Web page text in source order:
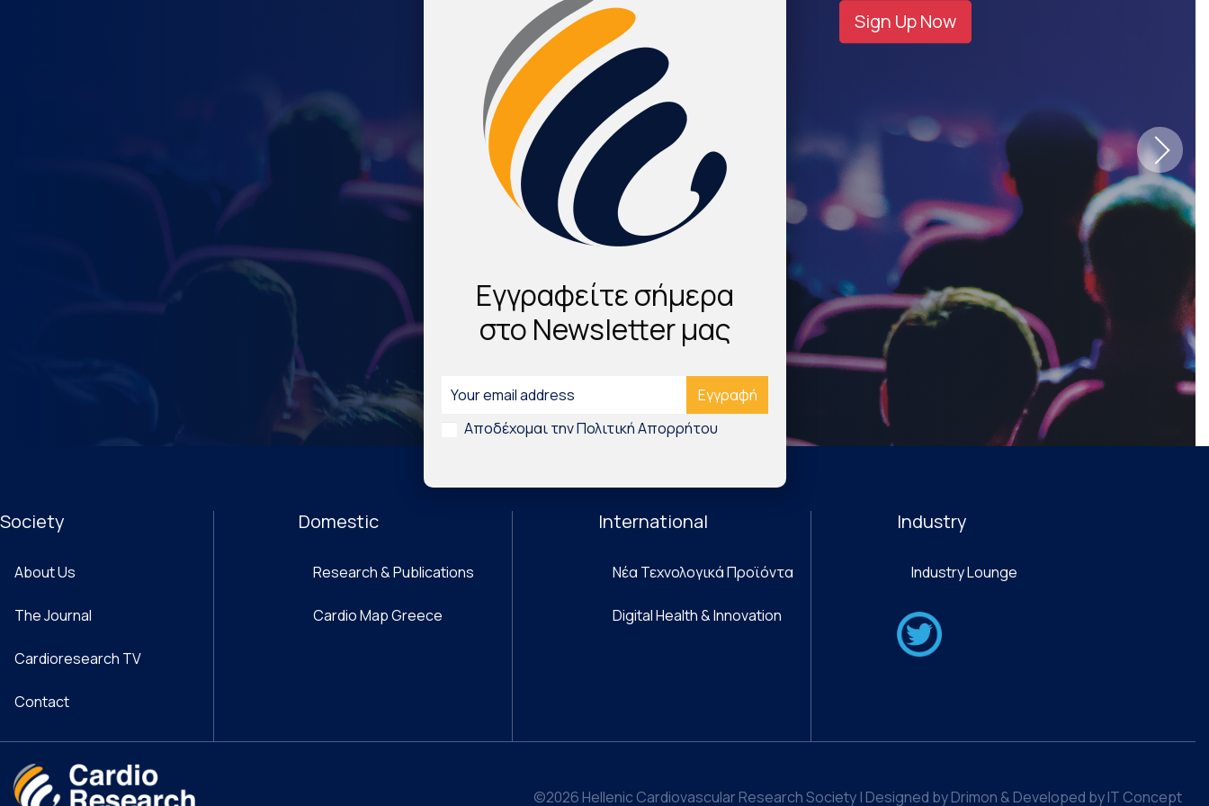
Sign Up Now
Society
About Us
The Journal
Cardioresearch TV
Contact
Domestic
Research & Publications
Cardio Map Greece
International
Νέα Τεχνολογικά Προϊόντα
Digital Health & Innovation
Industry
Industry Lounge
©2026 Hellenic Cardiovascular Research Society | Designed by Drimon & Developed by IT Concept
Εγγραφείτε σήμερα
στο Newsletter μας
Αποδέχομαι την Πολιτική Απορρήτου